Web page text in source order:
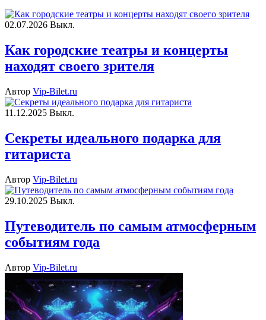
02.07.2026 Выкл.
Как городские театры и концерты
находят своего зрителя
Автор Vip-Bilet.ru
11.12.2025 Выкл.
Секреты идеального подарка для
гитариста
Автор Vip-Bilet.ru
29.10.2025 Выкл.
Путеводитель по самым атмосферным
событиям года
Автор Vip-Bilet.ru